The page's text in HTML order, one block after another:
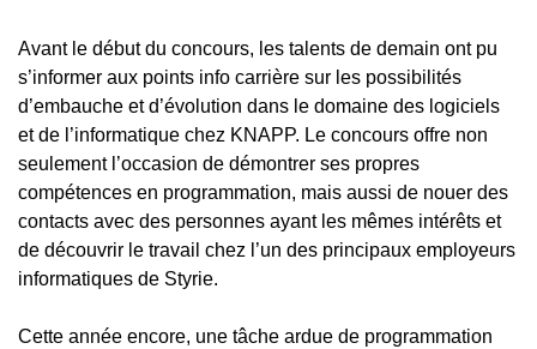
Avant le début du concours, les talents de demain ont pu
s’informer aux points info carrière sur les possibilités
d’embauche et d’évolution dans le domaine des logiciels
et de l’informatique chez KNAPP. Le concours offre non
seulement l’occasion de démontrer ses propres
compétences en programmation, mais aussi de nouer des
contacts avec des personnes ayant les mêmes intérêts et
de découvrir le travail chez l’un des principaux employeurs
informatiques de Styrie.
Cette année encore, une tâche ardue de programmation